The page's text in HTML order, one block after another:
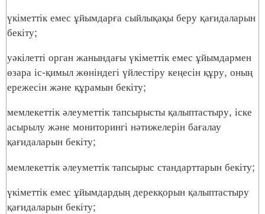
үкіметтік емес ұйымдарға сыйлықақы беру қағидаларын
бекіту;
уәкілетті орган жанындағы үкіметтік емес ұйымдармен
өзара іс-қимыл жөніндегі үйлестіру кеңесін құру, оның
ережесін және құрамын бекіту;
мемлекеттік әлеуметтік тапсырысты қалыптастыру, іске
асырылу және мониторингі нәтижелерін бағалау
қағидаларын бекіту;
мемлекеттік әлеуметтік тапсырыс стандарттарын бекіту;
үкіметтік емес ұйымдардың дерекқорын қалыптастыру
қағидаларын бекіту;